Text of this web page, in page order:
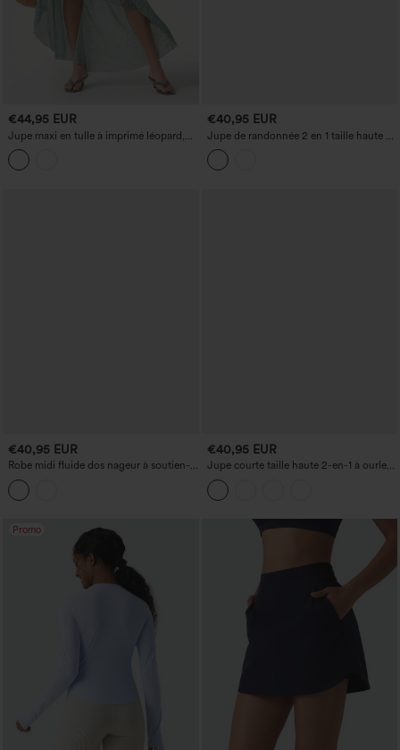
€44,95 EUR
Jupe maxi en tulle à imprimé léopard,
taille haute, ourlet asymétrique à volants
— 2 en 1
€40,95 EUR
Jupe de randonnée 2 en 1 taille haute à
cordon avec poches
€40,95 EUR
Robe midi fluide dos nageur à soutien-
gorge intégré, ourlet asymétrique (plus
court devant, plus long derrière) et
poches
€40,95 EUR
Jupe courte taille haute 2-en-1 à ourlet
asymétrique, superposée en maille
respirante pour danse, avec poches
Promo